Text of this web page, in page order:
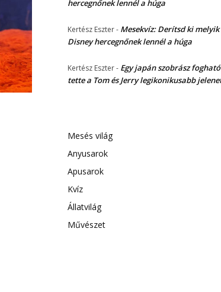
hercegnőnek lennél a húga
Kertész Eszter- Mesekvíz: Derítsd ki melyik
Disney hercegnőnek lennél a húga
Kertész Eszter- Egy japán szobrász
tette a Tom és Jerry legikonikusabb
Mesés világ
Anyusarok
Apusarok
Kvíz
Állatvilág
Művészet